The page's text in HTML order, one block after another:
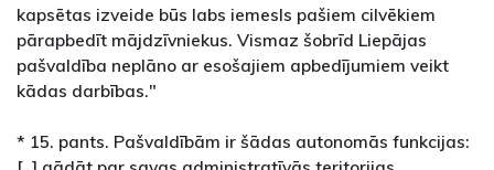
kapsētas izveide būs labs iemesls pašiem cilvēkiem
pārapbedīt mājdzīvniekus. Vismaz šobrīd Liepājas
pašvaldība neplāno ar esošajiem apbedījumiem veikt
kādas darbības."
* 15. pants. Pašvaldībām ir šādas autonomās funkcijas: